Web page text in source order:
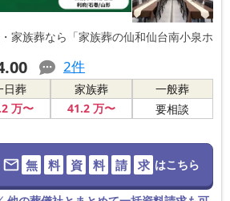
家族葬なら「家族葬の仙和仙台南小泉ホ
2件
日葬
.2 万〜
家族葬
41.2万〜
一般葬
要相談
無 料 資 料 請 求 はこちら